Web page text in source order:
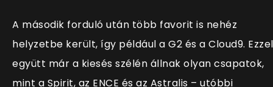
A második forduló után több favorit is nehéz
helyzetbe került, így például a G2 és a Cloud9. Ezzel
együtt már a kiesés szélén állnak olyan csapatok,
mint a Spirit, az ENCE és az Astralis – utóbbi